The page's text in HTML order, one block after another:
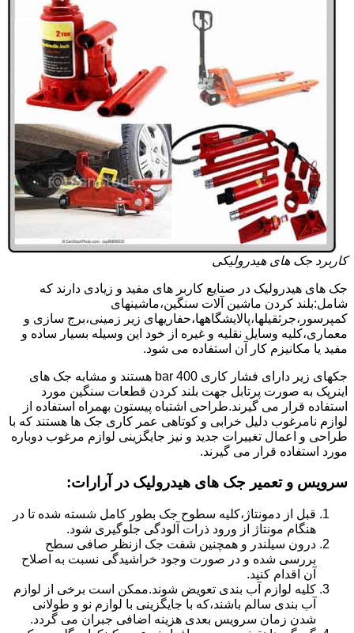
کاربرد جک های هیدرولیکی
جک های هیدرولیک در صنایع کاربر های مفید و زیادی دارند که
شامل:بلند کردن ماشین آلات سنگین،ماشینهای
کمپرسور،جرثقیلها،پالایشگاهها،حفاریهای زیر زمینی،برج سازی و
معماری،کلیه وسایل نقلیه و غیره از خود این وسیله بسیار ساده و
مفید یا مکانیزم کار آن استفاده می شود.
جکهای زیر دارای فشار کاری 400 bar هستند و مشابه جک های
اینرپک به صورت پرتابل جهت بلند کردن قطعات سنگین مورد
استفاده قرار می گیرند.طراحی اشتباه پیستون بهمراه استفاده از
لوازم نامرغوب دلیل خرابی و کوتاهی عمر کاری جک ها هستند که با
طراحی و اعمال تغییرات جدید و نیز جایگزینی لوازم مرغوب دوباره
مورد استفاده قرار می گیرند.
سرویس و تعمیر جک های هیدرولیک در آرارات:
قبل از دمونتاژ،کلیه سطوح جک بطور کامل شسته شده تا در
هنگام مونتاژ از ورود ذرات آلودگی جلوگیری شود.
درون سیلندر و همچنین شفت جک ازنظر صافی سطح
بررسی شده و در صورت وجود خراشیدگی نسبت به اصلاح
آن اقدام کنید.
کلیه لوازم آب بندی تعویض شوند.ممکن است برخی از لوازم
آب بندی سالم باشند،که با جایگزینی با لوازم نو و طولانی
شدن زمان سرویس بعدی هزینه اضافی جبران می گردد.